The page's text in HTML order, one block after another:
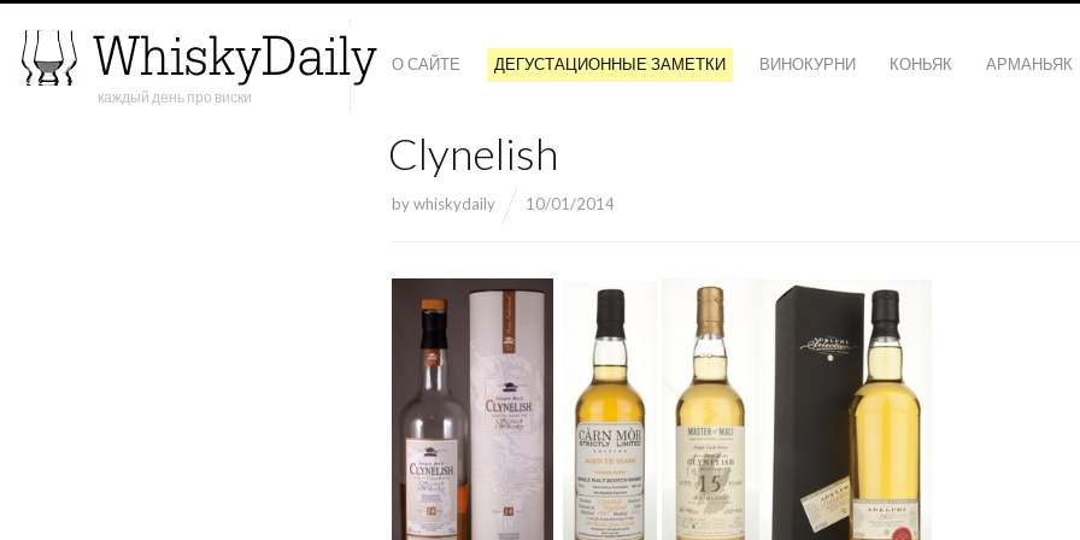
каждый день про виски
О САЙТЕ ДЕГУСТАЦИОННЫЕ ЗАМЕТКИ ВИНОКУРНИ КОНЬЯК АРМАНЬЯК
Clynelish
bywhiskydaily 10/01/2014